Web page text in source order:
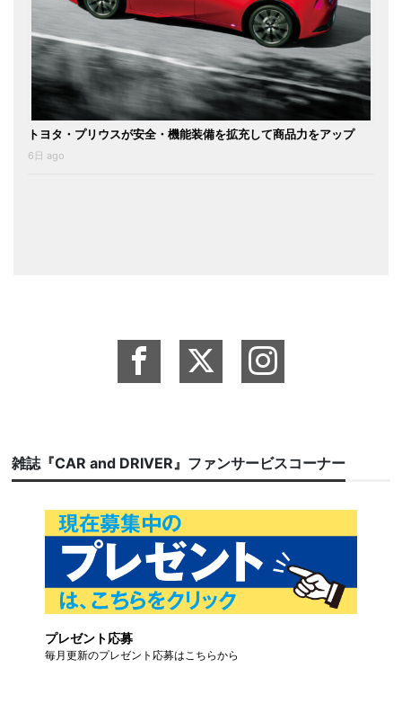
トヨタ・プリウスが安全・機能装備を拡充して商品力をアップ
6日 ago
雑誌『CAR and DRIVER』ファンサービスコーナー
プレゼント応募
毎月更新のプレゼント応募はこちらから